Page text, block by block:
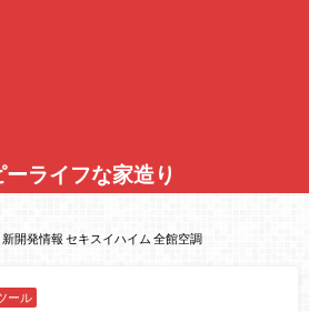
ーライフな家造り
開発情報 セキスイハイム 全館空調
ール